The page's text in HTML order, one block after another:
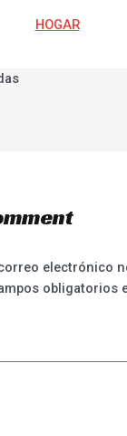
HOGAR
electrónico
obligatorios